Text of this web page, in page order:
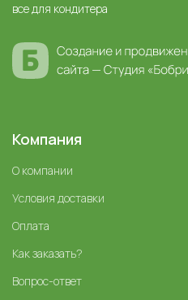
все для кондитера
Компания
О компании
Условия доставки
Оплата
Как заказать?
Вопрос-ответ